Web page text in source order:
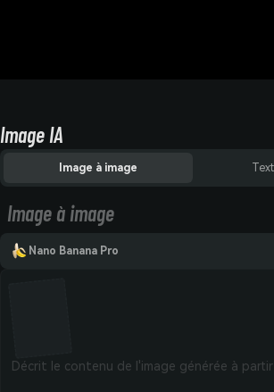
Image IA
Image à image
Image à image
Nano Banana Pro